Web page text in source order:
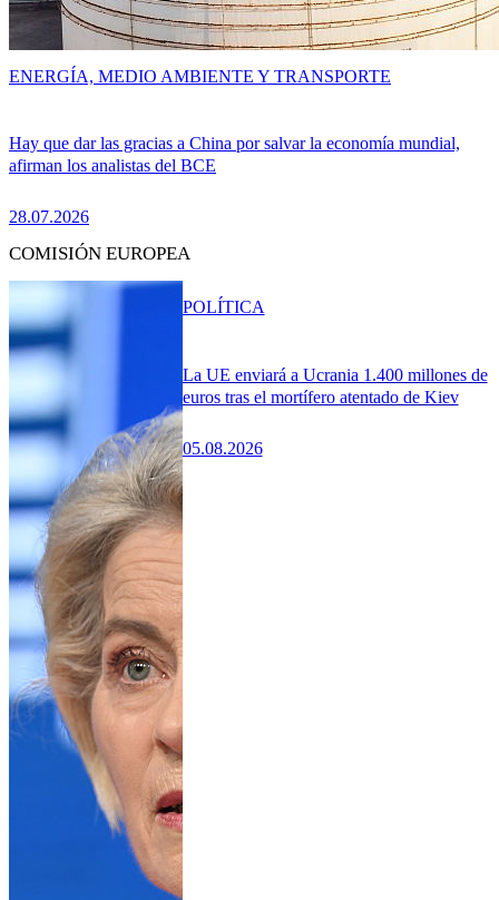
Hay que dar las gracias a China por salvar la economía mundial,
afirman los analistas del BCE
28.07.2026
ENERGÍA, MEDIO AMBIENTE Y TRANSPORTE
COMISIÓN EUROPEA
La UE enviará a Ucrania 1.400 millones de
euros tras el mortífero atentado de Kiev
05.08.2026
POLÍTICA